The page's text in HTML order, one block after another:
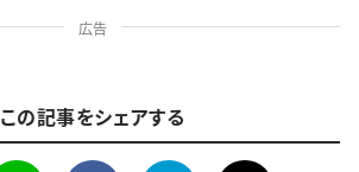
広告
この記事をシェアする